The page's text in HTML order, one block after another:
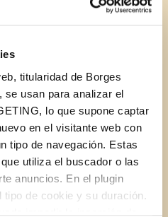
titularidad de Borges
se usan para analizar el
lo que supone captar
en el visitante web con
tipo de navegación. Estas
utiliza el buscador o las
anuncios. En el plugin
de cookie y su duración.
Organic Apple Cider
yogurt (or mayo)